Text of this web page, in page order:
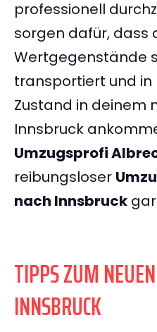
professionell
sorgen dafür, dass
Wertgegenstände
transportiert und
Zustand in deinem
Innsbruck
Umzugsprofi
reibungsloser
nach Innsbruck
TIPPS ZUM
INNSBRUCK